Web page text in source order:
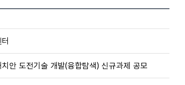
안 도전기술 개발(융합탐색) 신규과제 공모